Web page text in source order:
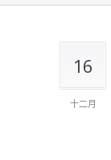
16
十二月